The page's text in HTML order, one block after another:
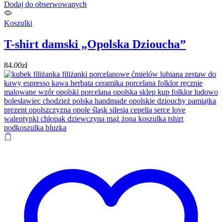
Dodaj do obserwowanych
Koszulki
T-shirt damski „Opolska Dzioucha”
84.00zł
można
wybrać
stronie